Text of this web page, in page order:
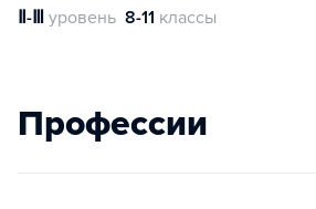
Ⅱ-Ⅲ уровень 8-11 классы
Профессии